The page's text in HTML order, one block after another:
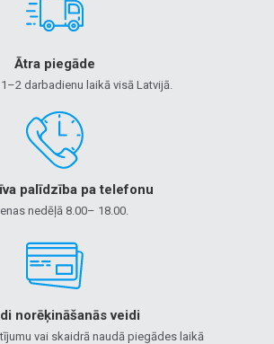
Ātra piegāde
darbadienu laikā visā Latvijā.
palīdzība pa telefonu
nedēļā 8.00– 18.00.
norēķināšanās veidi
vai skaidrā naudā piegādes laikā